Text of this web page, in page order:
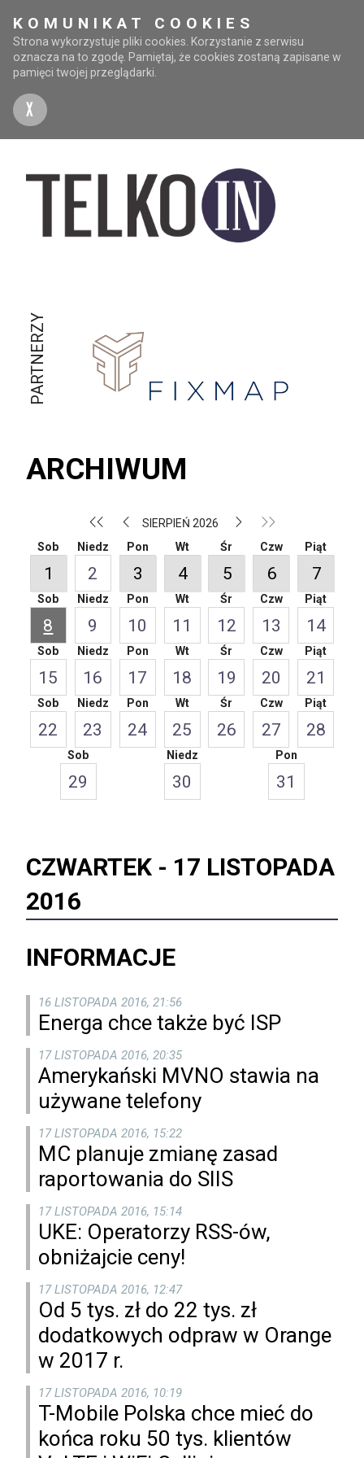
KOMUNIKAT COOKIES
Strona wykorzystuje pliki cookies. Korzystanie z serwisu
oznacza na to zgodę. Pamiętaj, że cookies zostaną zapisane w
pamięci twojej przeglądarki.
X
PARTNERZY
ARCHIWUM
SIERPIEŃ 2026
Sob
1
Niedz
2
Pon
3
Wt
4
Śr
5
Czw
6
Piąt
7
Sob
8
Niedz
9
Pon
10
Wt
11
Śr
12
Czw
13
Piąt
14
Sob
15
Niedz
16
Pon
17
Wt
18
Śr
19
Czw
20
Piąt
21
Sob
22
Niedz
23
Pon
24
Wt
25
Śr
26
Czw
27
Piąt
28
Sob
29
Niedz
30
Pon
31
CZWARTEK - 17 LISTOPADA
2016
INFORMACJE
16 LISTOPADA 2016, 21:56
Energa chce także być ISP
17 LISTOPADA 2016, 20:35
Amerykański MVNO stawia na
używane telefony
17 LISTOPADA 2016, 15:22
MC planuje zmianę zasad
raportowania do SIIS
17 LISTOPADA 2016, 15:14
UKE: Operatorzy RSS-ów,
obniżajcie ceny!
17 LISTOPADA 2016, 12:47
Od 5 tys. zł do 22 tys. zł
dodatkowych odpraw w Orange
w 2017 r.
17 LISTOPADA 2016, 10:19
T-Mobile Polska chce mieć do
końca roku 50 tys. klientów